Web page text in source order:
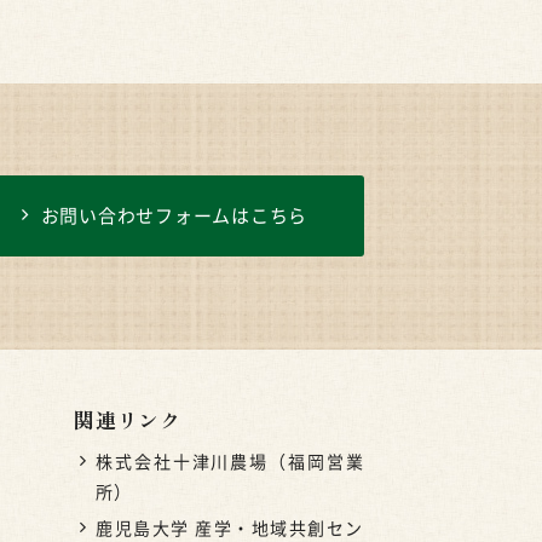
お問い合わせフォームはこちら
関連リンク
株式会社十津川農場（福岡営業
所）
鹿児島大学 産学・地域共創セン